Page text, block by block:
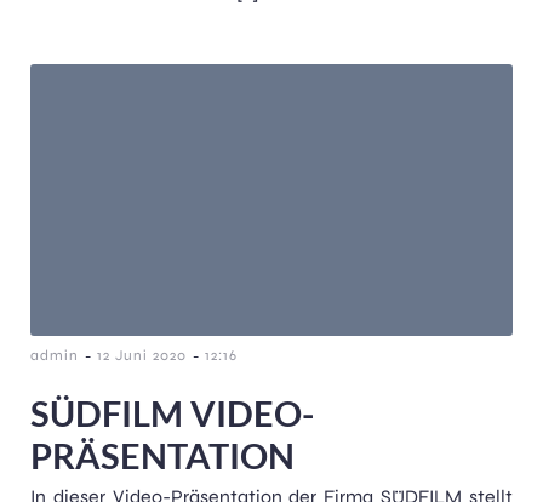
admin - 12 Juni 2020 - 12:16
SÜDFILM VIDEO-
PRÄSENTATION
In dieser Video-Präsentation der Firma SÜDFILM stellt